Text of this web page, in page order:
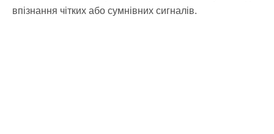
впізнання чітких або сумнівних сигналів.